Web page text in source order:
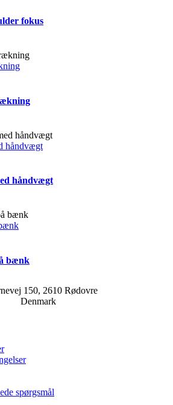
fokus
håndvægt
håndvægt
bænk
150, 2610 Rødovre
Denmark
spørgsmål